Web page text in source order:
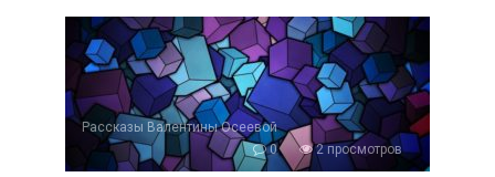
Рассказы Валентины Осеевой
0
2 просмотров